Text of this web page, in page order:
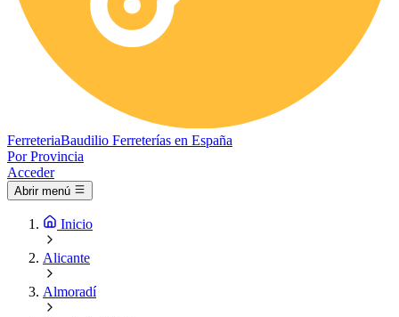
FerreteriaBaudilio Ferreterías en España
Por Provincia
Acceder
Abrir menú
Inicio
Alicante
Almoradí